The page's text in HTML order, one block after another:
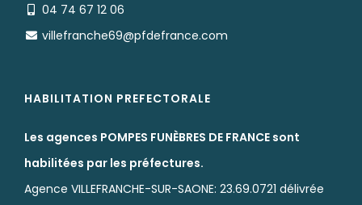
04 74 67 12 06
villefranche69@pfdefrance.com
HABILITATION PREFECTORALE
Les agences POMPES FUNÈBRES DE FRANCE sont
habilitées par les préfectures.
Agence VILLEFRANCHE-SUR-SAONE: 23.69.0721 délivrée